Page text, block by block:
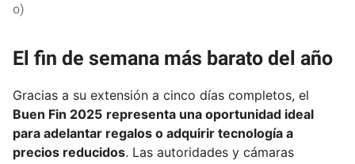
o)
El fin de semana más barato del año
Gracias a su extensión a cinco días completos, el
Buen Fin 2025 representa una oportunidad ideal
para adelantar regalos o adquirir tecnología a
precios reducidos. Las autoridades y cámaras